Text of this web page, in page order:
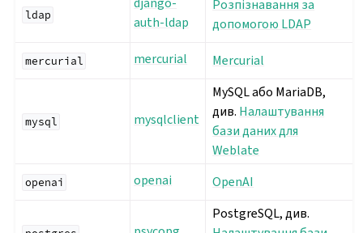
ldap
auth-ldap
Розпізнавання за
допомогою LDAP
mercurial mercurial Mercurial
mysql mysqlclient
MySQL або MariaDB,
див. Налаштування
бази даних для
Weblate
openai openai OpenAI
PostgreSQL, див.